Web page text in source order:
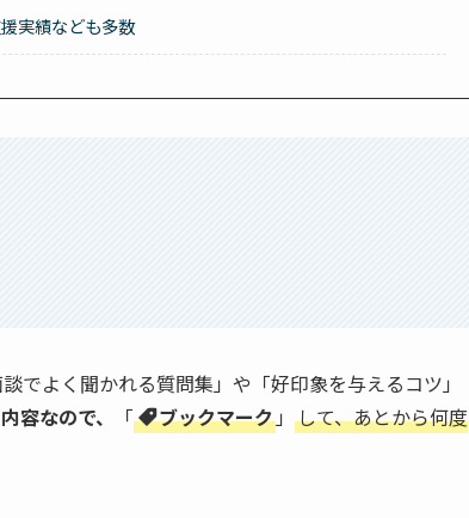
実績なども多数
でよく聞かれる質問集」や「好印象を与えるコツ」
容なので、 「 ブックマーク 」して、あとから何度